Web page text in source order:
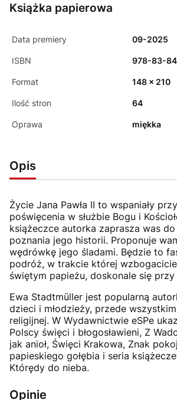
Książka papierowa
Data premiery 09-2025
ISBN 978-83-
Format 148 x 210
Ilość stron 64
Oprawa miękka
Opis
Życie Jana Pawła II to wspaniały
poświęcenia w służbie Bogu i
książeczce autorka zaprasza was
poznania jego historii. Proponuje
wędrówkę jego śladami. Będzie to
podróż, w trakcie której
świętym papieżu, doskonale się
Ewa Stadtmüller jest popularną
dzieci i młodzieży, przede
religijnej. W Wydawnictwie eSPe
Polscy święci i błogosławieni, Z
jak anioł, Święci Krakowa, Znak
papieskiego gołębia i seria
Którędy do nieba.
Opinie